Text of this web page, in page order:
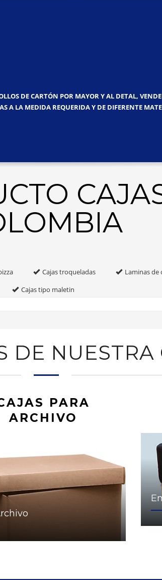
DE CARTÓN POR MAYOR Y AL DETAL,
A LA MEDIDA REQUERIDA Y DE DIFERENTE
Cajas troqueladas Laminas de
Cajas tipo maletin
DE
PARA
ARCHIVO